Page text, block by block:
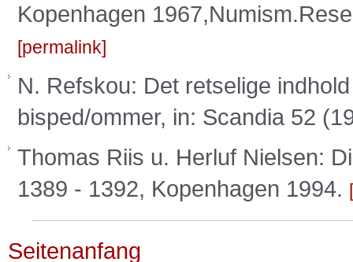
Kopenhagen
permalink
N. Refskou: Det retselige
bisped/ommer, in: Scandia 52
Thomas Riis u. Herluf Nielsen:
1389 - 1392, Kopenhagen 1994.
Seitenanfang